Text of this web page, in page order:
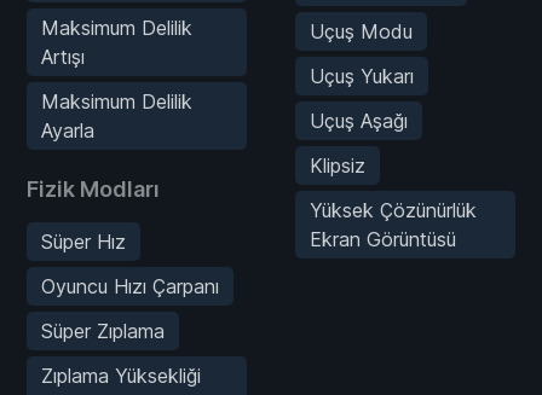
Maksimum Delilik
Artışı
Maksimum Delilik
Ayarla
Fizik Modları
Süper Hız
Oyuncu Hızı Çarpanı
Süper Zıplama
Zıplama Yüksekliği
Uçuş Modu
Uçuş Yukarı
Uçuş Aşağı
Klipsiz
Yüksek Çözünürlük
Ekran Görüntüsü